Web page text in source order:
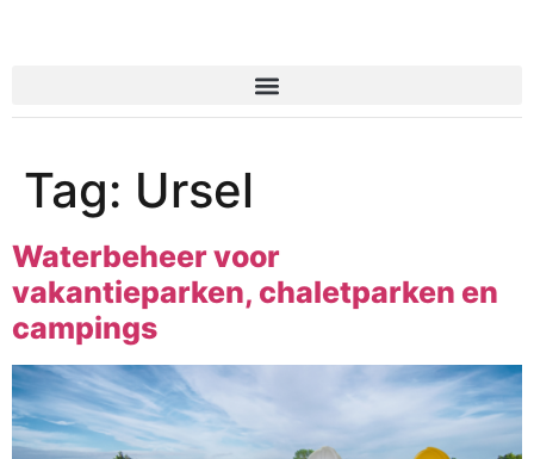
Tag: Ursel
Waterbeheer voor
vakantieparken, chaletparken en
campings